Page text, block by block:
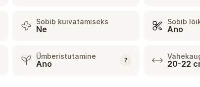
Sobib kuivatamiseks
Ne
Sobib
Ano
Ümberistutamine
Ano ? 20-22